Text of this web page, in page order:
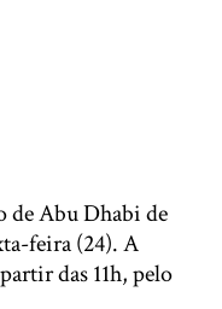
de Abu Dhabi de
feira (24). A
das 11h, pelo